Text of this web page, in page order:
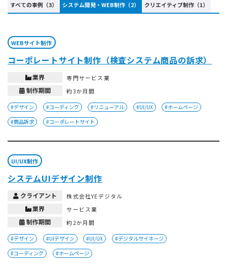
すべての事例（3） システム開発・WEB制作（2） クリエイティブ制作（1）
WEBサイト制作
コーポレートサイト制作（検査システム商品の訴求）
業界 専門サービス業
制作期間 約3か月間
#デザイン #コーディング #リニューアル #UI/UX
#ホームページ
#商品訴求
#コーポレートサイト
UI/UX制作
システムUIデザイン制作
クライアント 株式会社YEデジタル
業界 サービス業
制作期間 約2か月間
#デザイン #UIデザイン #UI/UX
#デジタルサイネージ
#コーディング
#ホームページ